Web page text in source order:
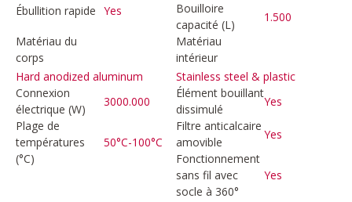
Ébullition rapide Yes
Bouilloire
capacité (L)
1.500
Matériau du
corps
Hard anodized aluminum
Matériau
intérieur
Stainless steel & plastic
Connexion
électrique (W)
3000.000
Élément bouillant
dissimulé
Yes
Plage de
températures
(°C)
50°C-100°C
Filtre anticalcaire
amovible
Yes
Fonctionnement
sans fil avec
socle à 360°
Yes